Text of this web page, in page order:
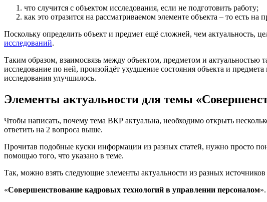
что случится с объектом исследования, если не подготовить работу;
как это отразится на рассматриваемом элементе объекта – то есть на
Поскольку определить объект и предмет ещё сложней, чем актуальность,
исследований.
Таким образом, взаимосвязь между объектом, предметом и актуальностью
исследование по ней, произойдёт ухудшение состояния объекта и
исследования улучшилось.
Элементы актуальности для темы
Чтобы написать, почему тема ВКР актуальна, необходимо открыть
ответить на 2 вопроса выше.
Прочитав подобные куски информации из разных статей, нужно просто
помощью того, что указано в теме.
Так, можно взять следующие элементы актуальности из разных
«Совершенствование кадровых технологий в управлении персоналом».